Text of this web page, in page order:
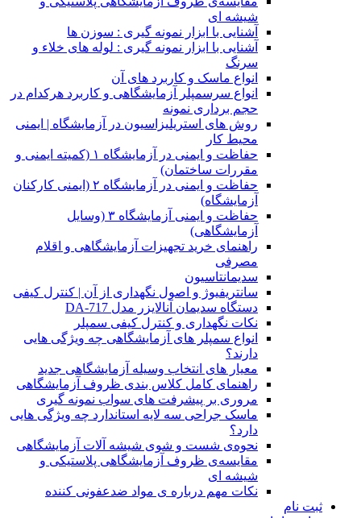
شیشه ای
آشنایی با ابزار نمونه گیری : سوزن ها
آشنایی با ابزار نمونه گیری : لوله های خلاء و
سرنگ
انواع ماسک و کاربرد های آن
انواع سرسمپلر آزمایشگاهی و کاربرد هرکدام در
حجم برداری نمونه
روش های استریلیزاسیون در آزمایشگاه | ایمنی
محیط کار
حفاظت و ایمنی در آزمایشگاه ۱ (کمیته ایمنی و
مقررات ساختمان)
حفاظت و ایمنی در آزمایشگاه ۲ (ایمنی کارکنان
آزمایشگاه)
حفاظت و ایمنی آزمایشگاه ۳ (وسایل
آزمایشگاهی)
راهنمای خرید تجهیزات آزمایشگاهی و اقلام
مصرفی
سدیمانتاسیون
سانتریفیوژ و اصول نگهداری از آن | کنترل کیفی
دستگاه سدیمان آنالایزر مدل DA-717
نکات نگهداری و کنترل کیفی سمپلر
انواع سمپلر های آزمایشگاهی چه ویژگی هایی
دارند؟
معیار های انتخاب وسیله آزمایشگاهی جدید
راهنمای کامل کلاس بندی ظروف آزمایشگاهی
مروری بر پیشرفت های سواب نمونه گیری
ماسک جراحی سه لایه استاندارد چه ویژگی هایی
دارد؟
ﻧﺤﻮﻩی ﺷﺴﺖ و ﺷﻮی شیشه آلات آزمایشگاهی
مقایسه‌ی ظروف آزمایشگاهی پلاستیکی و
شیشه ای
نکات مهم درباره ی مواد ضدعفونی کننده
ثبت نام